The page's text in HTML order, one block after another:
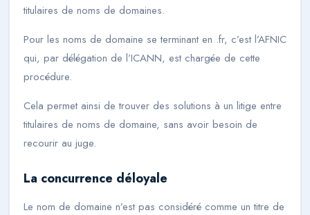
titulaires de noms de domaines.
Pour les noms de domaine se terminant en .fr, c’est l’AFNIC
qui, par délégation de l’ICANN, est chargée de cette
procédure.
Cela permet ainsi de trouver des solutions à un litige entre
titulaires de noms de domaine, sans avoir besoin de
recourir au juge.
La concurrence déloyale
Le nom de domaine n’est pas considéré comme un titre de